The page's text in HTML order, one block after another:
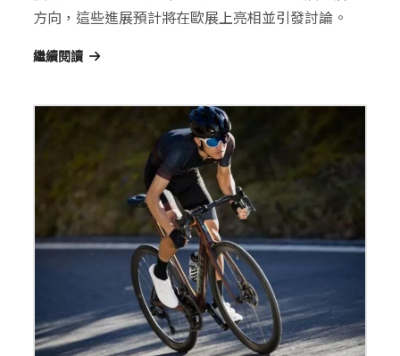
方向，這些進展預計將在歐展上亮相並引發討論。
繼續閱讀